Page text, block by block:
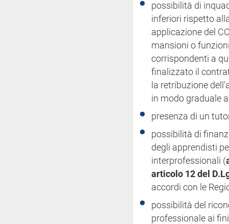
possibilità di
inferiori rispetto
applicazione del
mansioni o
corrispondenti a
finalizzato il
la retribuzione
in modo graduale
presenza di un
possibilità di
degli apprendisti
interprofessionali (
articolo 12 del
accordi con le
possibilità del
professionale ai